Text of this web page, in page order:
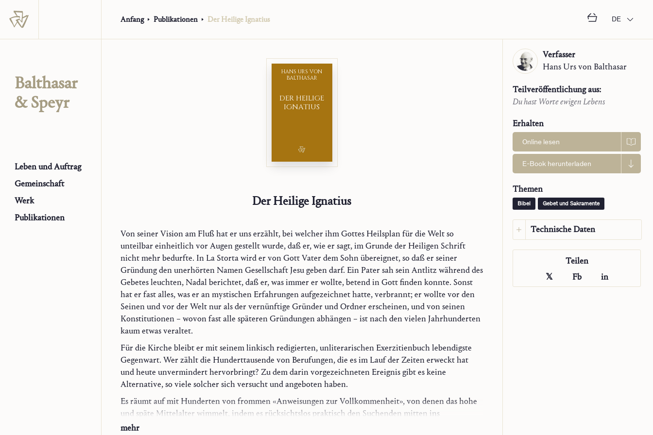
Balthasar
& Speyr
Leben und Auftrag
Gemeinschaft
Werk
Publikationen
Anfang Publikationen Der Heilige Ignatius DE
DER HEILIGE
IGNATIUS
HANS URS VON
BALTHASAR
Der Heilige Ignatius
Von seiner Vision am Fluß hat er uns erzählt, bei welcher ihm Gottes Heilsplan für die Welt so
unteilbar einheitlich vor Augen gestellt wurde, daß er, wie er sagt, im Grunde der Heiligen Schrift
nicht mehr bedurfte. In La Storta wird er von Gott Vater dem Sohn übereignet, so daß er seiner
Gründung den unerhörten Namen Gesellschaft Jesu geben darf. Ein Pater sah sein Antlitz während des
Gebetes leuchten, Nadal berichtet, daß er, was immer er wollte, betend in Gott finden konnte. Sonst
hat er fast alles, was er an mystischen Erfahrungen aufgezeichnet hatte, verbrannt; er wollte vor den
Seinen und vor der Welt nur als der vernünftige Gründer und Ordner erscheinen, und von seinen
Konstitutionen ⁠–⁠ wovon fast alle späteren Gründungen abhän­gen ⁠–⁠ ist nach den vielen Jahrhunderten
kaum etwas veraltet.
Für die Kirche bleibt er mit seinem linkisch redigierten, unliterarischen Exerzitienbuch lebendigste
Gegenwart. Wer zählt die Hunderttausende von Berufungen, die es im Lauf der Zeiten erweckt hat
und heute unvermindert hervorbringt? Zu dem darin vorgezeichneten Ereignis gibt es keine
Alternative, so viele solcher sich versucht und angeboten haben.
Es räumt auf mit Hunderten von frommen «Anweisungen zur Vollkommenheit», von denen das hohe
und späte Mittelalter wimmelt, indem es rücksichtslos praktisch den Suchenden mitten ins
Evangelium stößt und ihn dort mit Christus, mit dem zu ihm sprechenden dreieinigen Gott allein läßt.
mehr
Verfasser
Hans Ursvon Balthasar
Teilveröffentlichung aus:
Du hast Worte ewigen Lebens
Erhalten
Online lesen
E-Book herunterladen
Themen
Bibel Gebet und Sakramente
Technische Daten
Sprache: Deutsch
Sprache des Originals:
Deutsch
Impressum: Saint John
Teilen
𝕏
Fb in
Trilogie
Monographien
Wort Gottes und betrachtendes Gebet
Das betrachtende Gebet
Christlich meditieren
König David
Weihnacht und Anbetung
«Kommt und seht»